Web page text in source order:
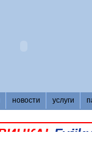
новости услуги